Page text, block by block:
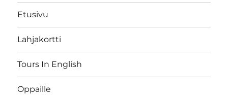
Etusivu
Lahjakortti
Tours In English
Oppaille